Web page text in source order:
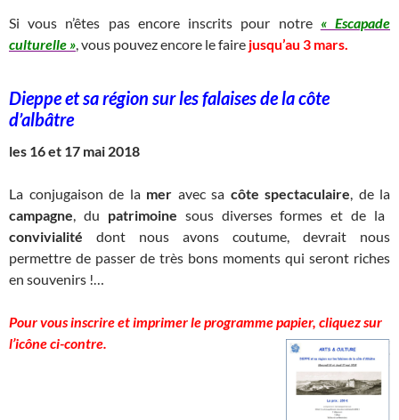
Si vous n’êtes pas encore inscrits pour notre « Escapade
culturelle », vous pouvez encore le faire jusqu’au 3 mars.
Dieppe et sa région sur les falaises de la côte
d’albâtre
les 16 et 17 mai 2018
La conjugaison de la mer avec sa côte spectaculaire, de la
campagne, du patrimoine sous diverses formes et de la
convivialité dont nous avons coutume, devrait nous
permettre de passer de très bons moments qui seront riches
en souvenirs !…
Pour vous inscrireet imprimer le programmepapier, cliquez sur
l’icône ci-contre.